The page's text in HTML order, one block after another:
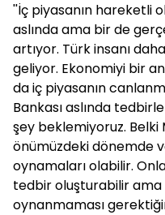
''İç piyasanın hareketli
aslında ama bir de
artıyor. Türk insanı
geliyor. Ekonomiyi bir
da iç piyasanın
Bankası aslında
şey beklemiyoruz. Belki
önümüzdeki dönemde
oynamaları olabilir.
tedbir oluşturabilir ama
oynanmaması